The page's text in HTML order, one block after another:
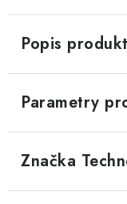
Popis
Parametry
Značka